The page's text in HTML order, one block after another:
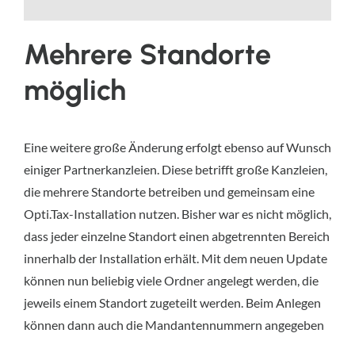
Mehrere Standorte
möglich
Eine weitere große Änderung erfolgt ebenso auf Wunsch
einiger Partnerkanzleien. Diese betrifft große Kanzleien,
die mehrere Standorte betreiben und gemeinsam eine
Opti.Tax-Installation nutzen. Bisher war es nicht möglich,
dass jeder einzelne Standort einen abgetrennten Bereich
innerhalb der Installation erhält. Mit dem neuen Update
können nun beliebig viele Ordner angelegt werden, die
jeweils einem Standort zugeteilt werden. Beim Anlegen
können dann auch die Mandantennummern angegeben